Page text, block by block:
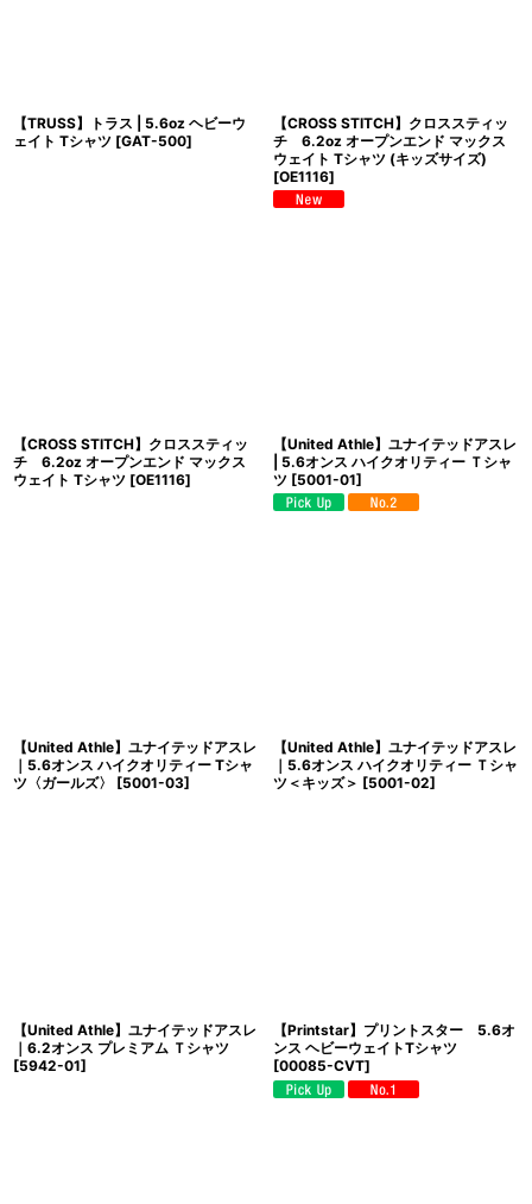
【TRUSS】トラス | 5.6oz ヘビーウ
ェイト Tシャツ [GAT-500]
【CROSS STITCH】クロススティッ
チ 6.2oz オープンエンド マックス
ウェイト Tシャツ (キッズサイズ)
[OE1116]
【CROSS STITCH】クロススティッ
チ 6.2oz オープンエンド マックス
ウェイト Tシャツ [OE1116]
【United Athle】ユナイテッドアスレ
| 5.6オンス ハイクオリティー Ｔシャ
ツ [5001-01]
【United Athle】ユナイテッドアスレ
｜5.6オンス ハイクオリティー Tシャ
ツ〈ガールズ〉
[5001-03]
【United Athle】ユナイテッドアスレ
｜5.6オンス ハイクオリティー Ｔシャ
ツ＜キッズ＞ [5001-02]
【United Athle】ユナイテッドアスレ
｜6.2オンス プレミアム Ｔシャツ
[5942-01]
【Printstar】プリントスター 5.6オ
ンス ヘビーウェイトTシャツ
[00085-CVT]